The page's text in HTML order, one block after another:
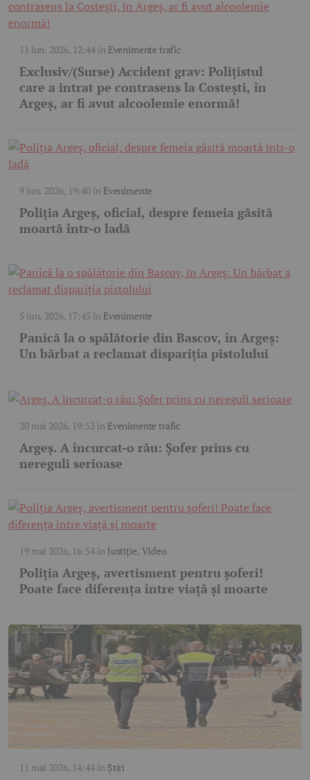
11 iun. 2026, 12:44în Evenimente trafic
Exclusiv/(Surse) Accident grav: Polițistul
care a intrat pe contrasens la Costești, în
Argeș, ar fi avut alcoolemie enormă!
9 iun. 2026, 19:40în Evenimente
Poliția Argeș, oficial, despre femeia găsită
moartă într-o ladă
5 iun. 2026, 17:45 în Evenimente
Panică la o spălătorie din Bascov, în Argeș:
Un bărbat a reclamat dispariția pistolului
20 mai 2026, 19:53în Evenimente trafic
Argeș. A încurcat-o rău: Șofer prins cu
nereguli serioase
19 mai 2026, 16:54în Justiție, Video
Poliția Argeș, avertisment pentru șoferi!
Poate face diferența între viață și moarte
11 mai 2026, 14:44în Știri